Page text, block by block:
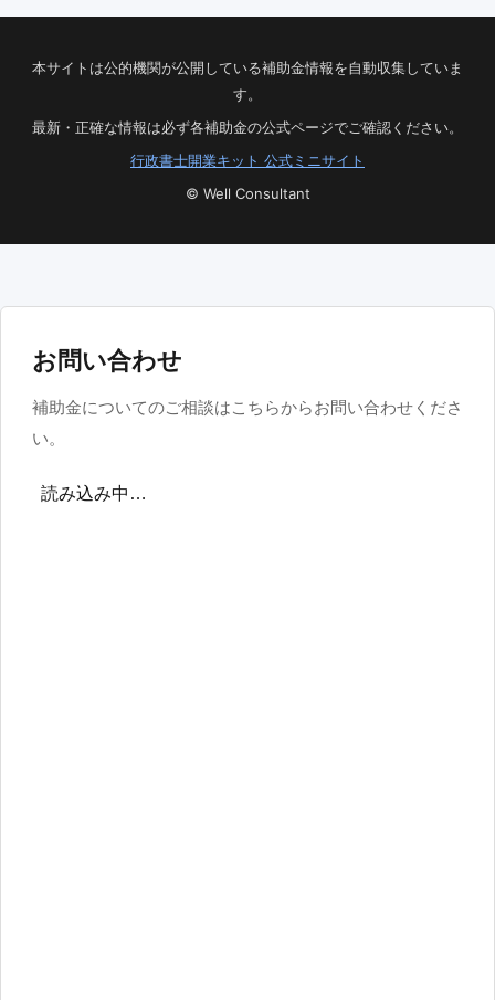
本サイトは公的機関が公開している補助金情報を自動収集していま
す。
最新・正確な情報は必ず各補助金の公式ページでご確認ください。
行政書士開業キット 公式ミニサイト
© Well Consultant
お問い合わせ
補助金についてのご相談はこちらからお問い合わせくださ
い。